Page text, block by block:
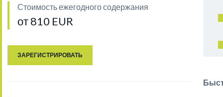
Стоимость ежегодного содержания
от 810 EUR
ЗАРЕГИСТРИРОВАТЬ